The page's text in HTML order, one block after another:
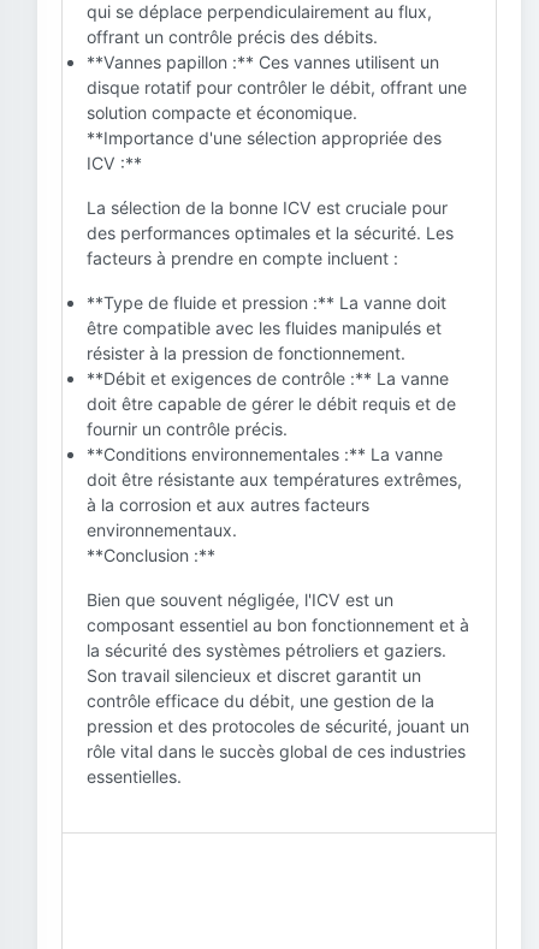
qui se déplace perpendiculairement au flux,
offrant un contrôle précis des débits.
**Vannes papillon :** Ces vannes utilisent un
disque rotatif pour contrôler le débit, offrant une
solution compacte et économique.
**Importance d'une sélection appropriée des
ICV :**
La sélection de la bonne ICV est cruciale pour
des performances optimales et la sécurité. Les
facteurs à prendre en compte incluent :
**Type de fluide et pression :** La vanne doit
être compatible avec les fluides manipulés et
résister à la pression de fonctionnement.
**Débit et exigences de contrôle :** La vanne
doit être capable de gérer le débit requis et de
fournir un contrôle précis.
**Conditions environnementales :** La vanne
doit être résistante aux températures extrêmes,
à la corrosion et aux autres facteurs
environnementaux.
**Conclusion :**
Bien que souvent négligée, l'ICV est un
composant essentiel au bon fonctionnement et à
la sécurité des systèmes pétroliers et gaziers.
Son travail silencieux et discret garantit un
contrôle efficace du débit, une gestion de la
pression et des protocoles de sécurité, jouant un
rôle vital dans le succès global de ces industries
essentielles.